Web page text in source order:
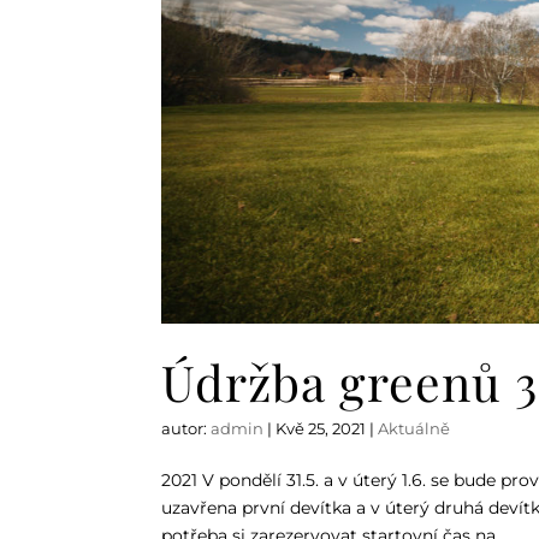
Údržba greenů
autor:admin | Kvě 25, 2021 |Aktuálně
2021 V pondělí 31.5. a v úterý 1.6. se bude
uzavřena první devítka a v úterý druhá